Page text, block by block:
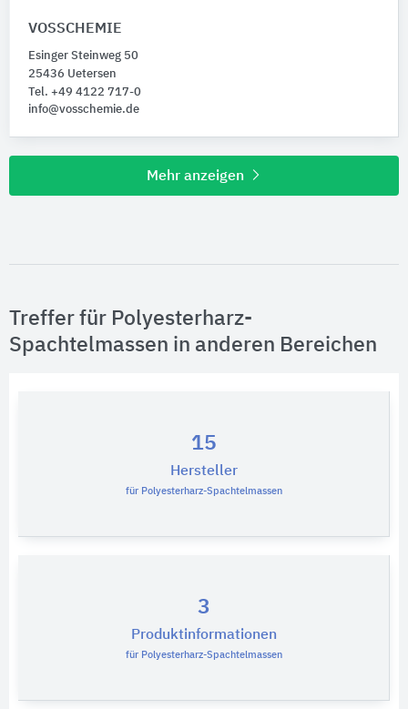
VOSSCHEMIE
Esinger Steinweg 50
25436 Uetersen
Tel. +49 4122 717-0
info@vosschemie.de
Mehr anzeigen
Treffer für Polyesterharz-
Spachtelmassen in anderen Bereichen
15
Hersteller
für Polyesterharz-Spachtelmassen
3
Produktinformationen
für Polyesterharz-Spachtelmassen